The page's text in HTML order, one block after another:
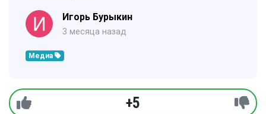
Игорь Бурыкин
3 месяца назад
Медиа
+5